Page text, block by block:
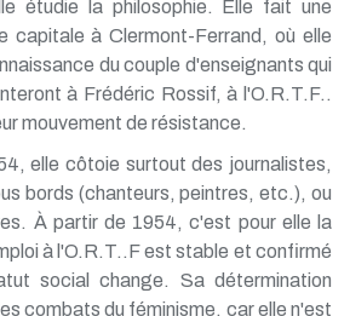
étudie la philosophie. Elle fait une
capitale à Clermont-Ferrand, où elle
du couple d'enseignants qui
à Frédéric Rossif, à l'O.R.T.F..
mouvement de résistance.
elle côtoie surtout des journalistes,
bords (chanteurs, peintres, etc.), ou
À partir de 1954, c'est pour elle la
à l'O.R.T..F est stable et confirmé
social change. Sa détermination
combats du féminisme, car elle n'est